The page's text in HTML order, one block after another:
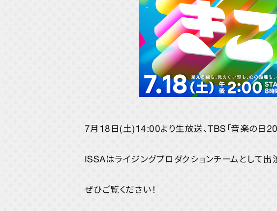
7月18日(土)14:00より生放送、TBS「音楽の日
ISSAはライジングプロダクションチームとして出
ぜひご覧ください！